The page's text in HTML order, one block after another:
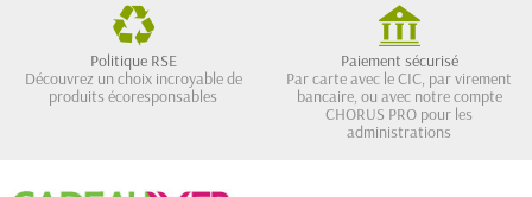
Politique RSE
Découvrez un choix incroyable de
produits écoresponsables
Paiement sécurisé
Par carte avec le CIC, par virement
bancaire, ou avec notre compte
CHORUS PRO pour les
administrations